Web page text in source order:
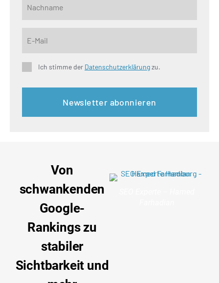
Ich stimme der Datenschutzerklärungzu.
Von
schwankenden
Google-
Rankings zu
stabiler
Sichtbarkeit und